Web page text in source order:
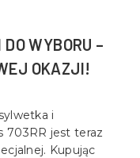
WYBORU –
OKAZJI!
i
703RR jest teraz
Kupując